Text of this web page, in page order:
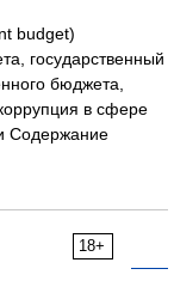
budget)
государственный
бюджета,
в сфере
Содержание
18+